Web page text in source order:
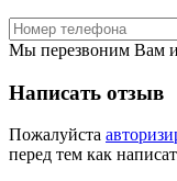
Мы перезвоним Вам
Написать отзыв
Пожалуйста
перед тем как